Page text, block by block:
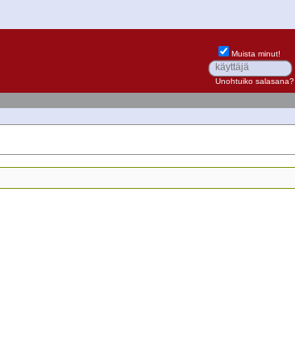
Muista minut!
Unohtuiko salasana?